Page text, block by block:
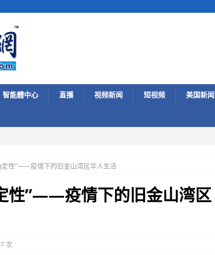
智能體中心 直播 视频新闻 短视频 美国新闻
定性”——疫情下的旧金山湾区华人生活
性”——疫情下的旧金山湾区
次